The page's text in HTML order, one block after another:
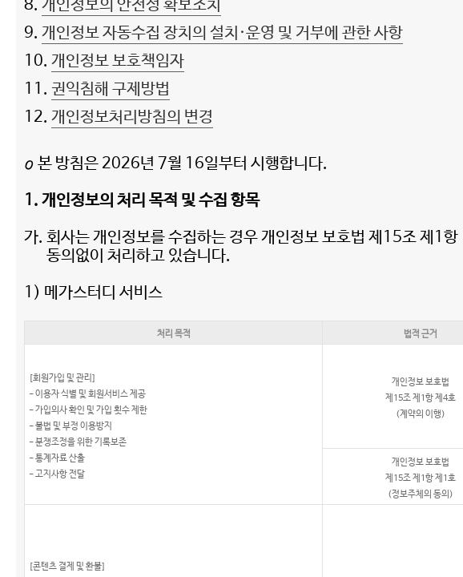
8. 개인정보의 안전성 확보조치
9. 개인정보 자동수집 장치의 설치·운영 및 거부에 관한 사항
10. 개인정보 보호책임자
11. 권익침해 구제방법
12. 개인정보처리방침의 변경
ο 본 방침은 2026년 7월 16일부터 시행합니다.
1. 개인정보의 처리 목적 및 수집 항목
가. 회사는 개인정보를 수집하는 경우 개인정보 보호법 제15조 제1
동의없이 처리하고 있습니다.
1) 메가스터디 서비스
처리 목적 법적 근거
[회원가입 및 관리]
- 이용자 식별 및 회원서비스 제공
- 가입의사 확인 및 가입 횟수 제한
- 불법 및 부정 이용방지
- 분쟁조정을 위한 기록보존
- 통계자료 산출
- 고지사항 전달
개인정보 보호법
제15조 제1항 제4호
(계약의 이행)
개인정보 보호법
제15조 제1항 제1호
(정보주체의 동의)
[콘텐츠 결제 및 환불]